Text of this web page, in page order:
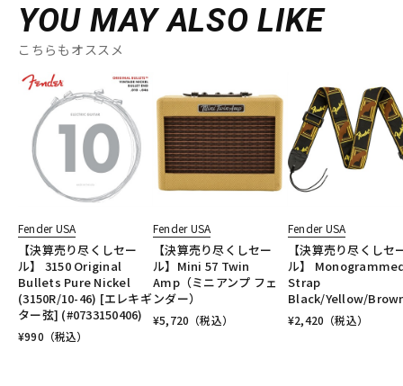
YOU MAY ALSO LIKE
こちらもオススメ
Fender USA
【決算売り尽くしセー
ル】 3150 Original
Bullets Pure Nickel
(3150R/10-46) [エレキギ
ター弦] (#0733150406)
¥990 （税込）
Fender USA
【決算売り尽くしセー
ル】Mini 57 Twin
Amp（ミニアンプ フェ
ンダー）
¥5,720 （税込）
Fender USA
【決算売り尽くしセ
ル】
Strap
Black/Yellow/
¥2,420 （税込）